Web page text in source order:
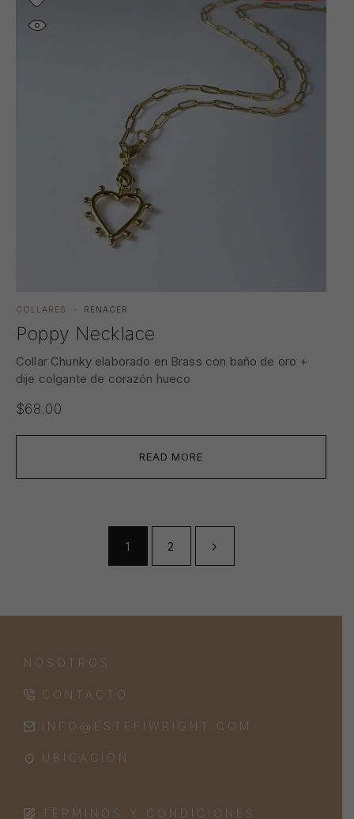
READ MORE
COLLARES RENACER
Poppy Necklace
Collar Chunky elaborado en Brass con baño de oro +
dije colgante de corazón hueco
$68.00
1 2
NOSOTROS
CONTACTO
INFO@ESTEFIWRIGHT.COM
UBICACIÓN
TÉRMINOS Y CONDICIONES